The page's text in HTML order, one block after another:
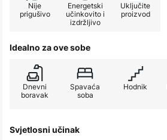
Nije
prigušivo
Energetski
učinkovito i
izdržljivo
Uključite
proizvod
Idealno za ove sobe
Dnevni
boravak
Spavaća
soba
Hodnik
Svjetlosni učinak